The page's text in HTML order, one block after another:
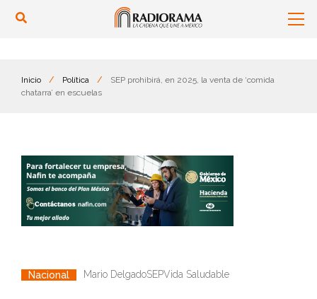
Inicio / Política /
SEP prohibirá, en 2025, la venta de ‘comida
chatarra’ en escuelas
Nacional Mario DelgadoSEPVida Saludable